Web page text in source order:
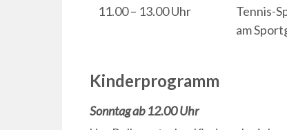
11.00 – 13.00 Uhr
Tennis-
am
Kinderprogramm
Sonntag ab 12.00 Uhr